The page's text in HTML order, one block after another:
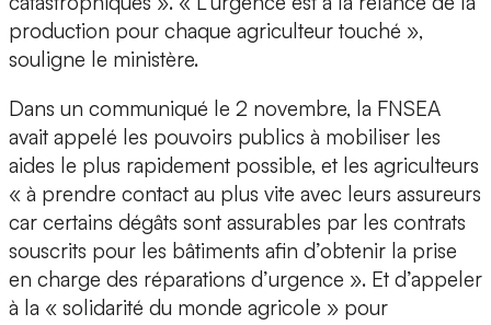
production pour chaque agriculteur touché »,
souligne le ministère.
Dans un communiqué le 2 novembre, la FNSEA
avait appelé les pouvoirs publics à mobiliser les
aides le plus rapidement possible, et les agriculteurs
« à prendre contact au plus vite avec leurs assureurs
car certains dégâts sont assurables par les contrats
souscrits pour les bâtiments afin d’obtenir la prise
en charge des réparations d’urgence ». Et d’appeler
à la « solidarité du monde agricole » pour